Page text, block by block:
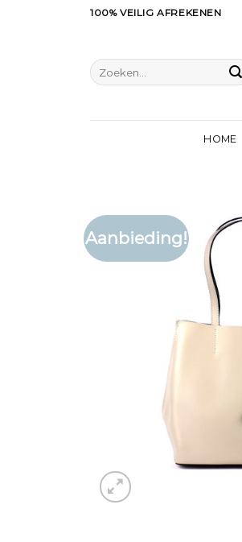
100% VEILIG AFREKENEN
Zoeken
naar:
HOME
Aanbieding!